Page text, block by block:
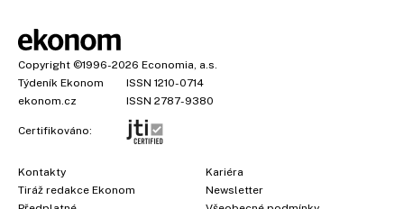
Copyright ©1996-2026 Economia, a.s.
Týdeník Ekonom
ISSN 1210-0714
ekonom.cz
ISSN 2787-9380
Certifikováno:
Kontakty
Tiráž redakce Ekonom
Kariéra
Newsletter